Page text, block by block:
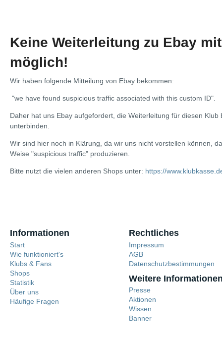
Keine Weiterleitung zu Ebay
möglich!
Wir haben folgende Mitteilung von Ebay bekommen:
"we have found suspicious traffic associated with this custom ID".
Daher hat uns Ebay aufgefordert, die Weiterleitung für diesen Klub
unterbinden.
Wir sind hier noch in Klärung, da wir uns nicht vorstellen können,
Weise "suspicious traffic" produzieren.
Bitte nutzt die vielen anderen Shops unter: https://
Informationen
Start
Wie funktioniert's
Klubs & Fans
Shops
Statistik
Über uns
Häufige Fragen
Rechtliches
Impressum
AGB
Datenschutzbestimmungen
Weitere
Presse
Aktionen
Wissen
Banner